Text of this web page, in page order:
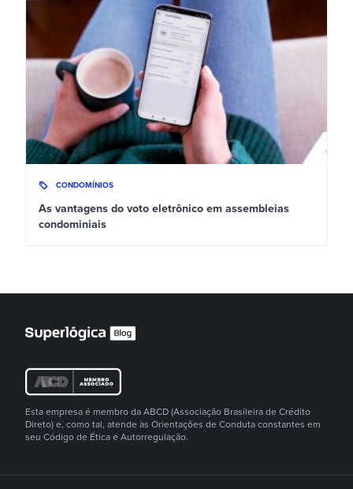
CONDOMÍNIOS
As vantagens do voto eletrônico em assembleias
condominiais
Esta empresa é membro da ABCD (Associação Brasileira de Crédito
Direto) e, como tal, atende às Orientações de Conduta constantes em
seu Código de Ética e Autorregulação.